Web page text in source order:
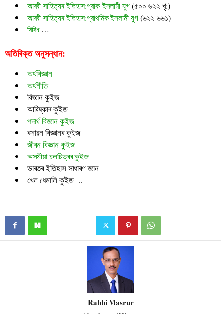
আৰবী সাহিত্যৰ ইতিহাস:প্রাক-ইসলামী যুগ(৫০০-৬২২ খৃ:)
আৰবী সাহিত্যৰ ইতিহাস:প্রাথমিক ইসলামী যুগ(৬২২-৬৬১)
বিবিধ…
অতিৰিক্ত অনুসন্ধান:
অর্থবিজ্ঞান
অর্থনীতি
বিজ্ঞান কুইজ
আৱিষ্কাৰ কুইজ
পদার্থ বিজ্ঞান কুইজ
ৰসায়ন বিজ্ঞানৰ কুইজ
জীবন বিজ্ঞান কুইজ
অসমীয়া চলচিত্ৰৰ কুইজ
ভাৰতৰ ইতিহাস সাধাৰণ জ্ঞান
খেল ধেমালি কুইজ ..
Rabbi Masrur